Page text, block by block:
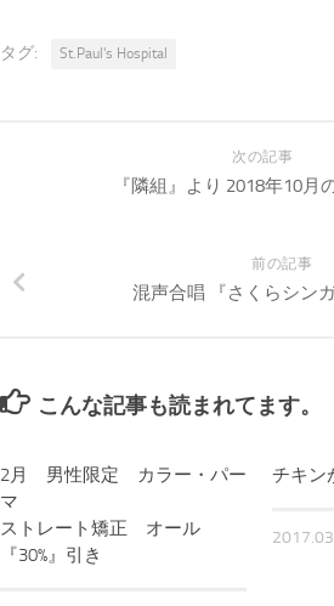
タグ: St.Paul's Hospital
次の記事
『隣組』より 2018年10月
前の記事
混声合唱 『さくらシン
こんな記事も読まれてます。
2月 男性限定 カラー・パー
マ
ストレート矯正 オール
『30%』引き
チキン